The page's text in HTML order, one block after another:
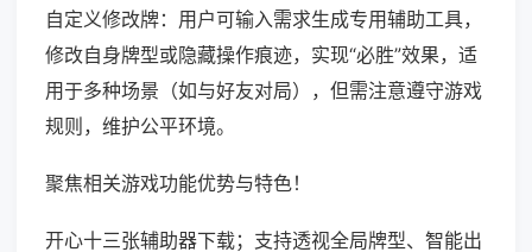
自定义修改牌：用户可输入需求生成专用辅助工具，
修改自身牌型或隐藏操作痕迹，实现“必胜”效果，适
用于多种场景（如与好友对局），但需注意遵守游戏
规则，维护公平环境。
聚焦相关游戏功能优势与特色！
开心十三张辅助器下载；支持透视全局牌型、智能出